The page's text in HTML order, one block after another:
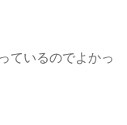
ているのでよかっ